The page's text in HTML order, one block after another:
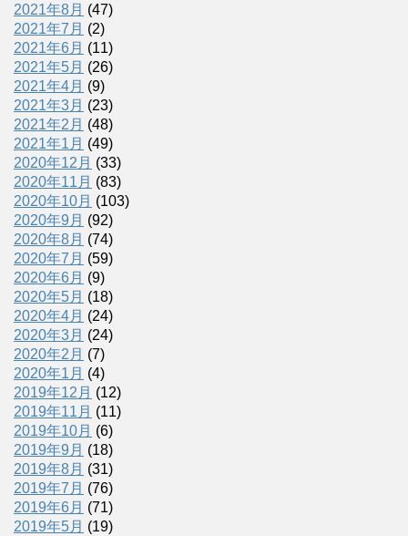
2021年8月 (47)
2021年7月 (2)
2021年6月 (11)
2021年5月 (26)
2021年4月 (9)
2021年3月 (23)
2021年2月 (48)
2021年1月 (49)
2020年12月 (33)
2020年11月 (83)
2020年10月 (103)
2020年9月 (92)
2020年8月 (74)
2020年7月 (59)
2020年6月 (9)
2020年5月 (18)
2020年4月 (24)
2020年3月 (24)
2020年2月 (7)
2020年1月 (4)
2019年12月 (12)
2019年11月 (11)
2019年10月 (6)
2019年9月 (18)
2019年8月 (31)
2019年7月 (76)
2019年6月 (71)
2019年5月 (19)